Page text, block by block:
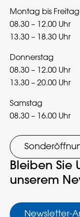
Montag bis Freitag
08.30 – 12.00 Uhr
13.30 – 18.30 Uhr
Donnerstag
08.30 – 12.00 Uhr
13.30 – 20.00 Uhr
Samstag
08.30 – 16.00 Uhr
Bleiben Sie
unserem
Newsletter-